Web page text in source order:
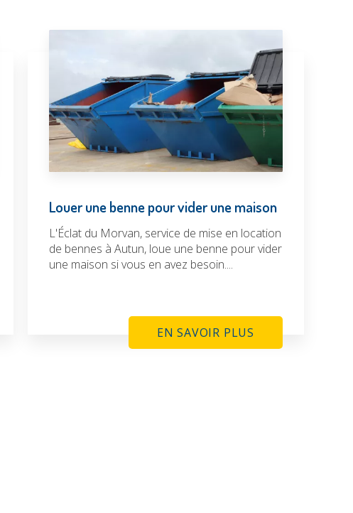
Louer une benne pour vider une maison
L'Éclat du Morvan, service de mise en location
de bennes à Autun, loue une benne pour vider
une maison si vous en avez besoin....
EN SAVOIR PLUS